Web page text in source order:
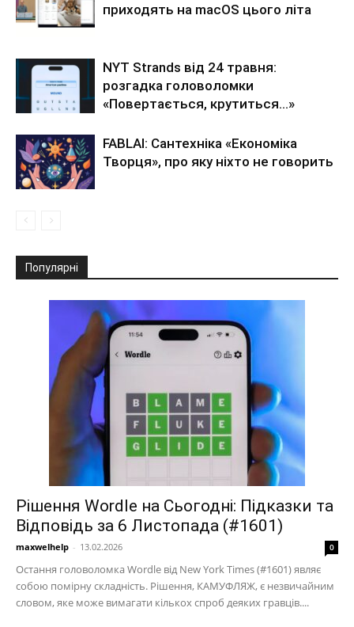
приходять на macOS цього літа
NYT Strands від 24 травня:
розгадка головоломки
«Повертається, крутиться…»
FABLAI: Сантехніка «Економіка
Творця», про яку ніхто не говорить
Популярні
Рішення Wordle на Сьогодні: Підказки та
Відповідь за 6 Листопада (#1601)
maxwelhelp - 13.02.2026 0
Остання головоломка Wordle від New York Times (#1601) являє
собою помірну складність. Рішення, КАМУФЛЯЖ, є незвичайним
словом, яке може вимагати кількох спроб деяких гравців....